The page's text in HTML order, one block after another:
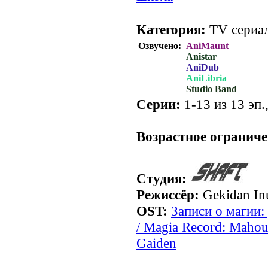
Категория: TV
Озвучено: AniMaunt
Anistar
AniDub
AniLibria
Studio Band
Серии: 1-13 из 13
Возрастное
Студия:
Режиссёр: Gekidan
OST: Записи о
/ Magia Record:
Gaiden